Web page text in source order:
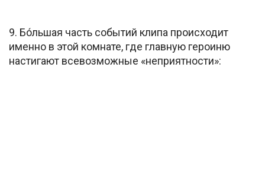
9. Бо́льшая часть событий клипа происходит
именно в этой комнате, где главную героиню
настигают всевозможные «неприятности»: